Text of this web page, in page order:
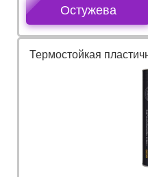
Остужева
Термостойкая